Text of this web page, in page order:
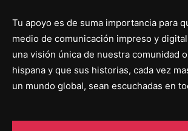
Tu apoyo es de suma importancia para
medio de comunicación impreso y
una visión única de nuestra comunidad
hispana y que sus historias, cada vez
un mundo global, sean escuchadas en